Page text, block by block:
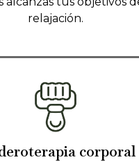
relajación.
corporal